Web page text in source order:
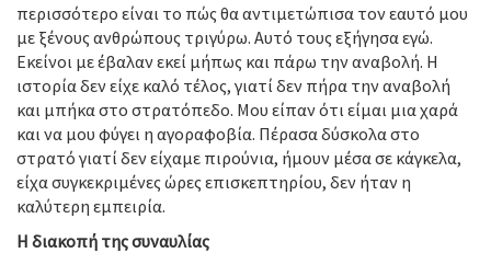
περισσότερο είναι το πώς θα αντιμετώπισα τον εαυτό μου
με ξένους ανθρώπους τριγύρω. Αυτό τους εξήγησα εγώ.
Εκείνοι με έβαλαν εκεί μήπως και πάρω την αναβολή. Η
ιστορία δεν είχε καλό τέλος, γιατί δεν πήρα την αναβολή
και μπήκα στο στρατόπεδο. Μου είπαν ότι είμαι μια χαρά
και να μου φύγει η αγοραφοβία. Πέρασα δύσκολα στο
στρατό γιατί δεν είχαμε πιρούνια, ήμουν μέσα σε κάγκελα,
είχα συγκεκριμένες ώρες επισκεπτηρίου, δεν ήταν η
καλύτερη εμπειρία.
Η διακοπή της συναυλίας